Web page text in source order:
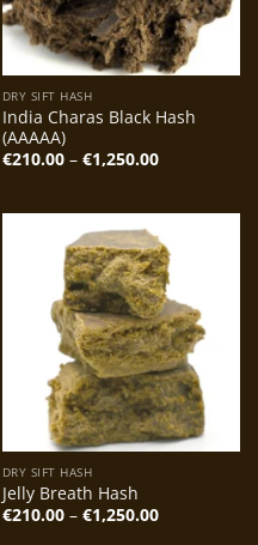
DRY SIFT HASH
India Charas Black Hash
(AAAAA)
€210.00 – €1,250.00
€210.00
DRY SIFT HASH
Jelly Breath Hash
€210.00 – €1,250.00